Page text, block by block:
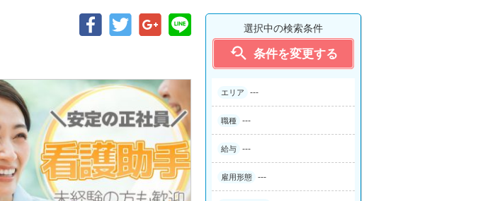
選択中の検索条件
 条件を変更する
エリア ---
職種 ---
給与 ---
雇用形態 ---